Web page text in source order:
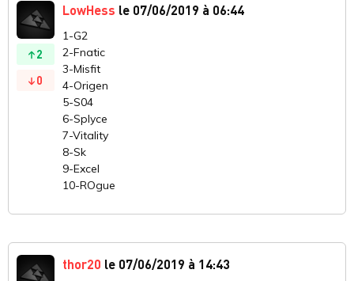
2
0
LowHess le 07/06/2019 à 06:44
1-G2
2-Fnatic
3-Misfit
4-Origen
5-S04
6-Splyce
7-Vitality
8-Sk
9-Excel
10-ROgue
thor20 le 07/06/2019 à 14:43